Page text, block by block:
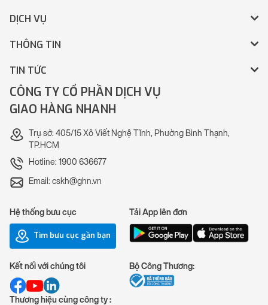
DỊCH VỤ
THÔNG TIN
TIN TỨC
CÔNG TY CỔ PHẦN DỊCH VỤ
GIAO HÀNG NHANH
Trụ sở: 405/15 Xô Viết Nghệ Tĩnh, Phường Bình Thạnh,
TP.HCM
Hotline: 1900 636677
Email: cskh@ghn.vn
Hệ thống bưu cục
Tìm bưu cục gần bạn
Tải App lên đơn
Kết nối với chúng tôi
Thương hiệu cùng công ty :
Bộ Công Thương: